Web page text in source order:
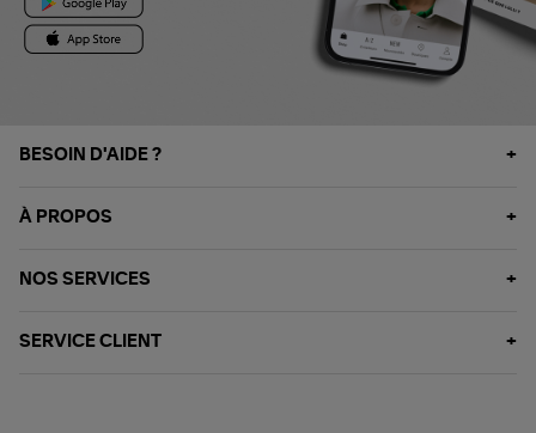
BESOIN D'AIDE ?
À PROPOS
NOS SERVICES
SERVICE CLIENT